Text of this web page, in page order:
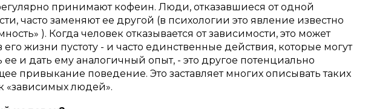
принимают кофеин. Люди, отказавшиеся от одной
часто заменяют ее другой (в психологии это явление известно
). Когда человек отказывается от зависимости, это может
его жизни пустоту - и часто единственные действия, которые могут
ее и дать ему аналогичный опыт, - это другое потенциально
привыкание поведение. Это заставляет многих описывать таких
«зависимых людей».